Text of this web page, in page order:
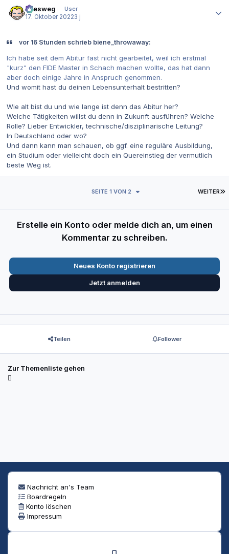
allesweg
User
17. Oktober 20223 j
vor 16 Stunden schrieb biene_throwaway:
Ich habe seit dem Abitur fast nicht gearbeitet, weil ich erstmal
"kurz" den FIDE Master in Schach machen wollte, das hat dann
aber doch einige Jahre in Anspruch genommen.
Und womit hast du deinen Lebensunterhalt bestritten?
Wie alt bist du und wie lange ist denn das Abitur her?
Welche Tätigkeiten willst du denn in Zukunft ausführen? Welche
Rolle? Lieber Entwickler, technische/disziplinarische Leitung?
In Deutschland oder wo?
Und dann kann man schauen, ob ggf. eine reguläre Ausbildung,
ein Studium oder vielleicht doch ein Quereinstieg der vermutlich
beste Weg ist.
WEITER
SEITE 1 VON 2
Erstelle ein Konto oder melde dich an, um einen
Kommentar zu schreiben.
Neues Konto registrieren
Jetzt anmelden
Teilen Follower
Zur Themenliste gehen
Nachricht an's Team
Boardregeln
Konto löschen
Impressum